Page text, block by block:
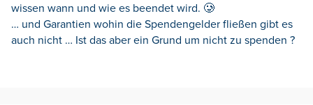
wissen wann und wie es beendet wird. 🥲
… und Garantien wohin die Spendengelder fließen gibt es
auch nicht … Ist das aber ein Grund um nicht zu spenden ?